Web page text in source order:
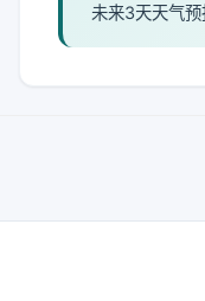
未来3天天气预